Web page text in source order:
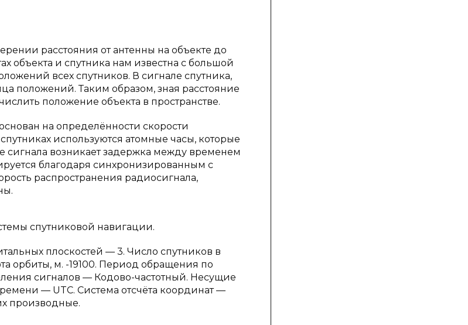
расстояния от антенны на объекте до
объекта и спутника нам известна с большой
всех спутников. В сигнале спутника,
положений. Таким образом, зная расстояние
положение объекта в пространстве.
на определённости скорости
используются атомные часы, которые
возникает задержка между временем
благодаря синхронизированным с
распространения радиосигнала,
спутниковой навигации.
плоскостей — 3. Число спутников в
орбиты, м. -19100. Период обращения по
сигналов — Кодово-частотный. Несущие
времени — UTC. Система отсчёта координат —
производные.